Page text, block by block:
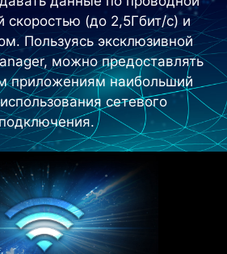
стандарта 2.5G
данные по проводной
скоростью (до 2,5Гбит/с) и
Пользуясь эксклюзивной
можно предоставлять
наибольший
сетевого